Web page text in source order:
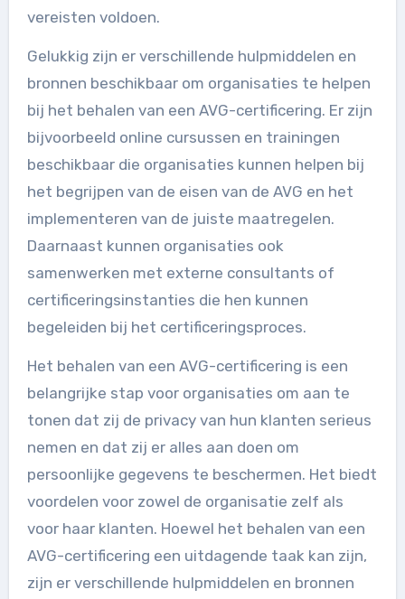
vereisten voldoen.
Gelukkig zijn er verschillende hulpmiddelen en
bronnen beschikbaar om organisaties te helpen
bij het behalen van een AVG-certificering. Er zijn
bijvoorbeeld online cursussen en trainingen
beschikbaar die organisaties kunnen helpen bij
het begrijpen van de eisen van de AVG en het
implementeren van de juiste maatregelen.
Daarnaast kunnen organisaties ook
samenwerken met externe consultants of
certificeringsinstanties die hen kunnen
begeleiden bij het certificeringsproces.
Het behalen van een AVG-certificering is een
belangrijke stap voor organisaties om aan te
tonen dat zij de privacy van hun klanten serieus
nemen en dat zij er alles aan doen om
persoonlijke gegevens te beschermen. Het biedt
voordelen voor zowel de organisatie zelf als
voor haar klanten. Hoewel het behalen van een
AVG-certificering een uitdagende taak kan zijn,
zijn er verschillende hulpmiddelen en bronnen